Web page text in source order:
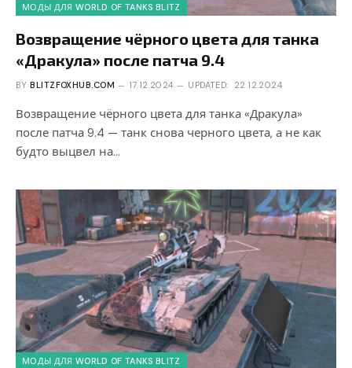
МОДЫ ДЛЯ WORLD OF TANKS BLITZ
Возвращение чёрного цвета для танка
«Дракула» после патча 9.4
BY BLITZFOXHUB.COM 17.12.2024 UPDATED: 22.12.2024
Возвращение чёрного цвета для танка «Дракула»
после патча 9.4 — танк снова черного цвета, а не как
будто выцвел на…
МОДЫ ДЛЯ WORLD OF TANKS BLITZ